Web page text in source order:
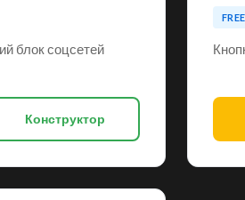
блок соцсетей
Конструктор
FREE